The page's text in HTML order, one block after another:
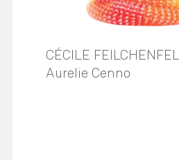
CÉCILE
Aurelie Cenno